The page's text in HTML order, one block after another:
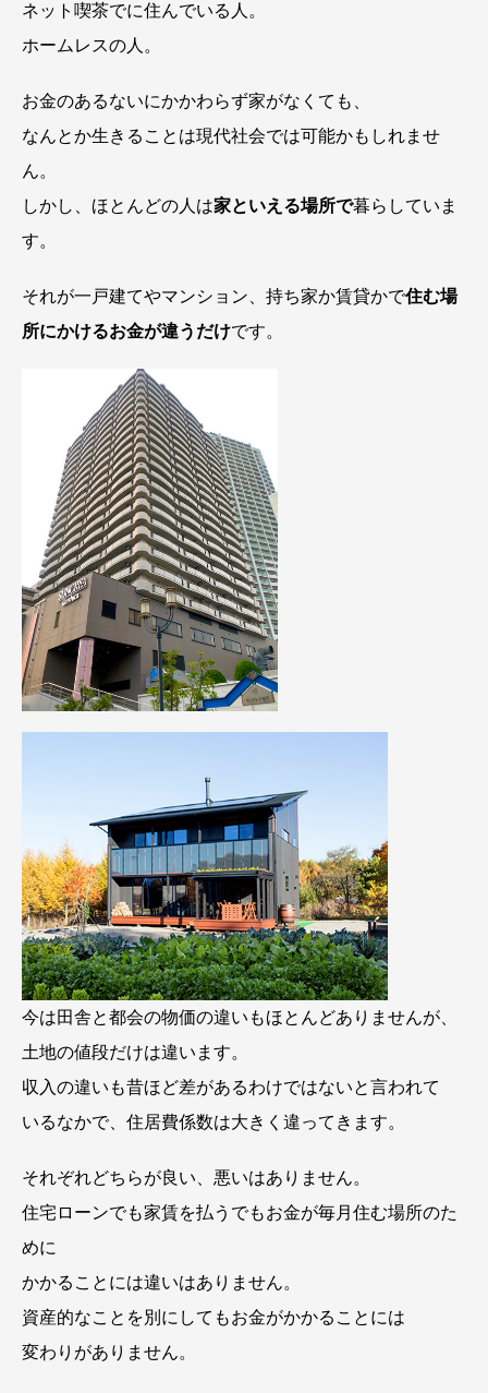
ネット喫茶でに住んでいる人。
ホームレスの人。
お金のあるないにかかわらず家がなくても、
なんとか生きることは現代社会では可能かもしれませ
ん。
しかし、ほとんどの人は家といえる場所で暮らしていま
す。
それが一戸建てやマンション、持ち家か賃貸かで住む場
所にかけるお金が違うだけです。
今は田舎と都会の物価の違いもほとんどありませんが、
土地の値段だけは違います。
収入の違いも昔ほど差があるわけではないと言われて
いるなかで、住居費係数は大きく違ってきます。
それぞれどちらが良い、悪いはありません。
住宅ローンでも家賃を払うでもお金が毎月住む場所のた
めに
かかることには違いはありません。
資産的なことを別にしてもお金がかかることには
変わりがありません。